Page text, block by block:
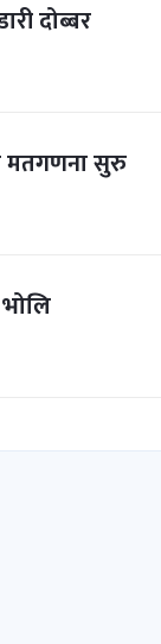
दोब्बर
सुरु